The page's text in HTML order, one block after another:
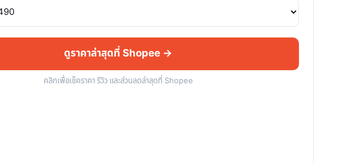
ดูราคาล่าสุดที่ Shopee →
คลิกเพื่อเช็คราคา รีวิว และส่วนลดล่าสุดที่ Shopee